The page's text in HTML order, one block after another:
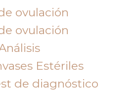
ovulación
ovulación
Estériles
de diagnóstico